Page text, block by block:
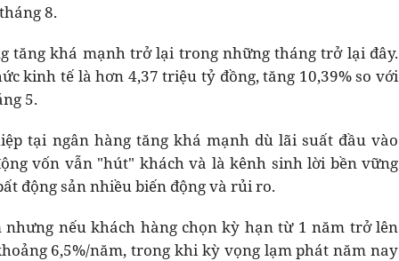
8.
tăng khá mạnh trở lại trong những tháng trở lại đây.
kinh tế là hơn 4,37 triệu tỷ đồng, tăng 10,39% so với
5.
tại ngân hàng tăng khá mạnh dù lãi suất đầu vào
vốn vẫn "hút" khách và là kênh sinh lời bền vững
động sản nhiều biến động và rủi ro.
nếu khách hàng chọn kỳ hạn từ 1 năm trở lên
6,5%/năm, trong khi kỳ vọng lạm phát năm nay